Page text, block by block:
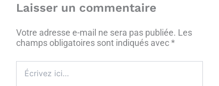
Laisser un commentaire
Votre adresse e-mail ne sera pas publiée. Les
champs obligatoires sont indiqués avec*
ici…